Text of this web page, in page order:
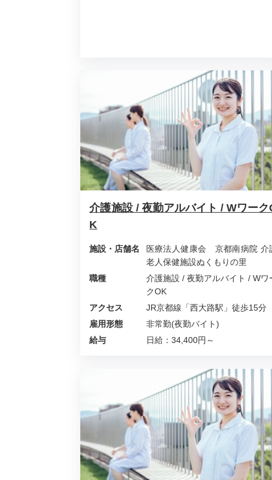
介護施設 / 夜勤アルバイト / Wワーク
K
施設・店舗名
医療法人健康会 京都南病院 介
老人保健施設ぬくもりの里
職種
介護施設 / 夜勤アルバイト / Wワ
クOK
アクセス
JR京都線「西大路駅」徒歩15分
雇用形態
非常勤(夜勤バイト)
給与
日給：34,400円～